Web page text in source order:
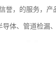
誉，的服务，
体、管道检漏